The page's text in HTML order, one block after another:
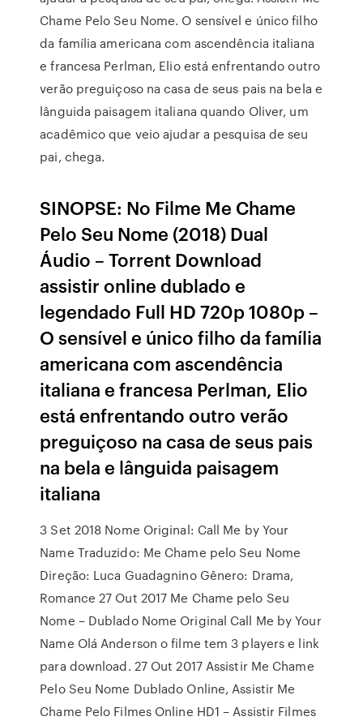
Chame Pelo Seu Nome. O sensível e único filho
da família americana com ascendência italiana
e francesa Perlman, Elio está enfrentando outro
verão preguiçoso na casa de seus pais na bela e
lânguida paisagem italiana quando Oliver, um
acadêmico que veio ajudar a pesquisa de seu
pai, chega.
SINOPSE: No Filme Me Chame
Pelo Seu Nome (2018) Dual
Áudio – Torrent Download
assistir online dublado e
legendado Full HD 720p 1080p –
O sensível e único filho da família
americana com ascendência
italiana e francesa Perlman, Elio
está enfrentando outro verão
preguiçoso na casa de seus pais
na bela e lânguida paisagem
italiana
3 Set 2018 Nome Original: Call Me by Your
Name Traduzido: Me Chame pelo Seu Nome
Direção: Luca Guadagnino Gênero: Drama,
Romance 27 Out 2017 Me Chame pelo Seu
Nome – Dublado Nome Original Call Me by Your
Name Olá Anderson o filme tem 3 players e link
para download. 27 Out 2017 Assistir Me Chame
Pelo Seu Nome Dublado Online, Assistir Me
Chame Pelo Filmes Online HD1 – Assistir Filmes